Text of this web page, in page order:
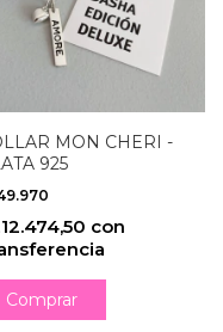
MON CHERI -
925
con
Comprar